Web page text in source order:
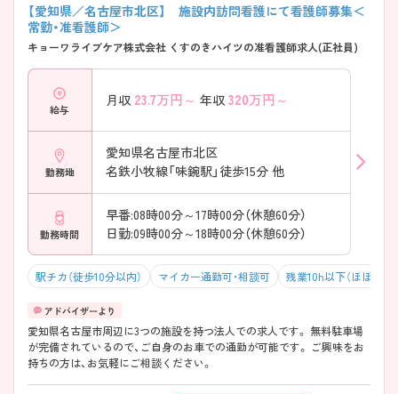
【愛知県／名古屋市北区】 施設内訪問看護にて看護師募集＜
常勤・准看護師＞
キョーワライブケア株式会社 くすのきハイツの准看護師求人(正社員)
給与
月収 23.7万円～ 年収 320万円～
勤務地
愛知県名古屋市北区
名鉄小牧線「味鋺駅」徒歩15分 他
勤務時間
早番:08時00分～17時00分（休憩60分）
日勤:09時00分～18時00分（休憩60分）
駅チカ（徒歩10分以内） マイカー通勤可・相談可 残業10h以下（ほぼなし）
愛知県名古屋市周辺に3つの施設を持つ法人での求人です。 無料駐車場
が完備されているので、ご自身のお車での通勤が可能です。 ご興味をお
持ちの方は、お気軽にご相談ください。